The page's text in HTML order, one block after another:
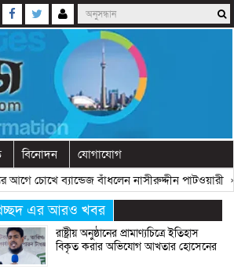
বিনোদন যোগাযোগ
চোখে ব্যান্ডেজ বাঁধলেন নাসীরুদ্দীন পাটওয়ারী» «
এর আরও খবর
রাষ্ট্রীয় অনুষ্ঠানের প্রামাণ্যচিত্রে ইতিহাস
বিকৃত করার অভিযোগ আখতার হোসেনের